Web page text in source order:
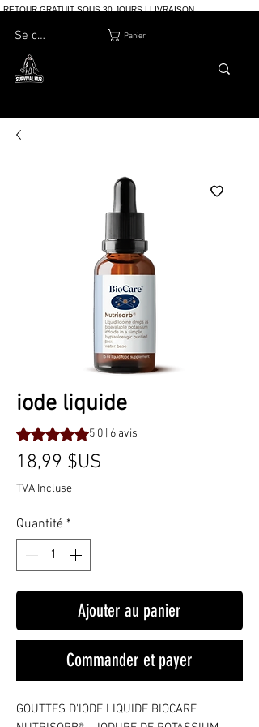
RETOUR GRATUIT SOUS 30 JOURS | LIVRAISON
Panier
Se connecter
iode liquide
La note est de 5.0 sur cinq étoiles selon 6
5.0 | 6 avis
18,99 $US
TVA Incluse
Quantité *
Ajouter au panier
Commander et payer
GOUTTES D'IODE LIQUIDE BIOCARE